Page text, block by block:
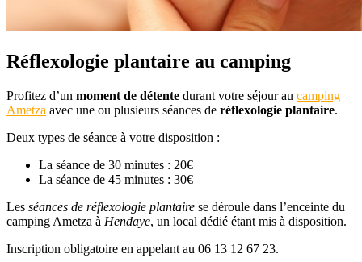
Réflexologie plantaire au camping
Profitez d’un moment de détente durant votre séjour au camping
Ametza avec une ou plusieurs séances de réflexologie plantaire.
Deux types de séance à votre disposition :
La séance de 30 minutes : 20€
La séance de 45 minutes : 30€
Les séances de réflexologie plantaire se déroule dans l’enceinte du
camping Ametza à Hendaye, un local dédié étant mis à disposition.
Inscription obligatoire en appelant au 06 13 12 67 23.